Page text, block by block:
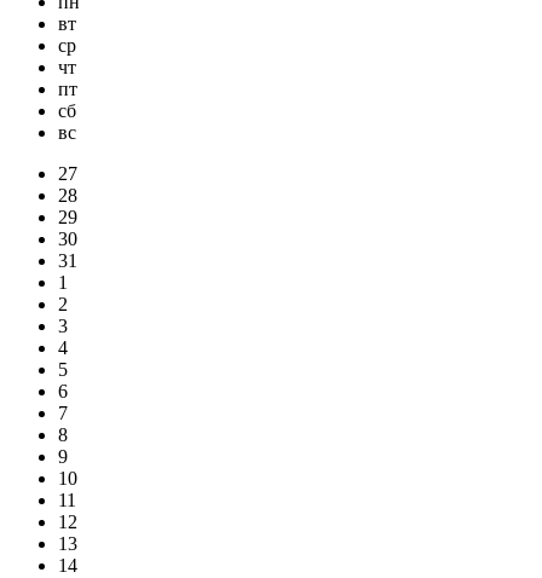
вт
ср
чт
пт
сб
вс
27
28
29
30
31
1
2
3
4
5
6
7
8
9
10
11
12
13
14